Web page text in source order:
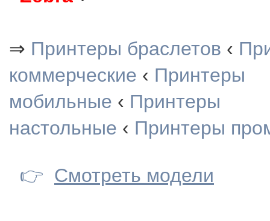
⇒ Принтеры браслетов ‹
коммерческие ‹ Принтеры
мобильные ‹ Принтеры
настольные ‹ Принтеры
👉 Смотреть модели